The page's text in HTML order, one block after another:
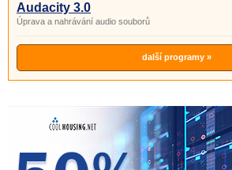
Audacity 3.0
Úprava a nahrávání audio souborů
další programy »